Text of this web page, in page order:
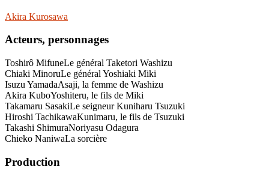
Akira Kurosawa
Acteurs, personnages
Toshirô MifuneLe général Taketori Washizu
Chiaki MinoruLe général Yoshiaki Miki
Isuzu YamadaAsaji, la femme de Washizu
Akira KuboYoshiteru, le fils de Miki
Takamaru SasakiLe seigneur Kuniharu Tsuzuki
Hiroshi TachikawaKunimaru, le fils de Tsuzuki
Takashi ShimuraNoriyasu Odagura
Chieko NaniwaLa sorcière
Production